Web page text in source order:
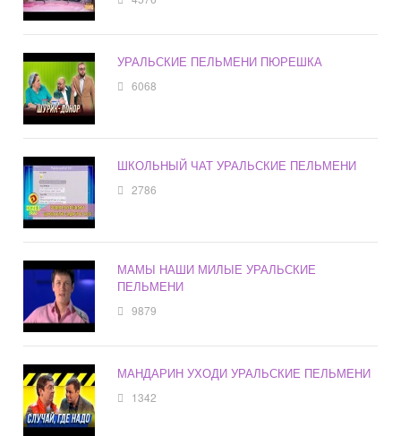
УРАЛЬСКИЕ ПЕЛЬМЕНИ ПЮРЕШКА
6068
ШКОЛЬНЫЙ ЧАТ УРАЛЬСКИЕ ПЕЛЬМЕНИ
2786
МАМЫ НАШИ МИЛЫЕ УРАЛЬСКИЕ
ПЕЛЬМЕНИ
9879
МАНДАРИН УХОДИ УРАЛЬСКИЕ ПЕЛЬМЕНИ
1342